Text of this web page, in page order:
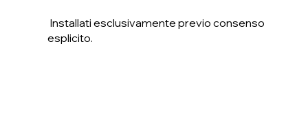
Installati esclusivamente previo consenso
esplicito.